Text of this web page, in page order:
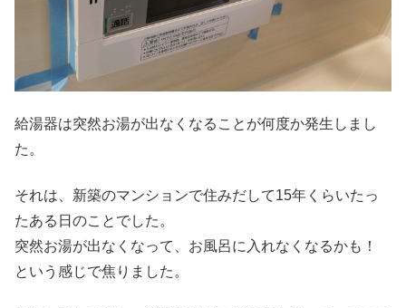
給湯器は突然お湯が出なくなることが何度か発生しまし
た。
それは、新築のマンションで住みだして15年くらいたっ
たある日のことでした。
突然お湯が出なくなって、お風呂に入れなくなるかも！
という感じで焦りました。